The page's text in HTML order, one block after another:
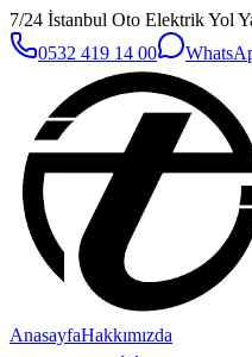
7/24 İstanbul Oto Elektrik Yol
0532 419 14 00
AnasayfaHakkımızda